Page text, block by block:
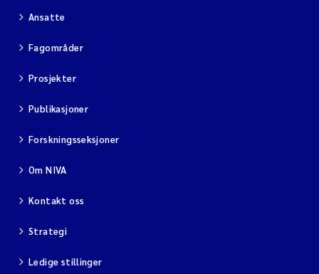
Ansatte
Fagområder
Prosjekter
Publikasjoner
Forskningsseksjoner
Om NIVA
Kontakt oss
Strategi
Ledige stillinger